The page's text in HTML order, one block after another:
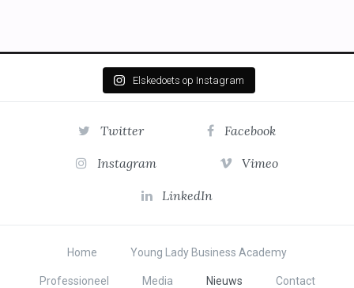
Elskedoets op Instagram
Twitter Facebook
Instagram Vimeo
LinkedIn
Home Young Lady Business Academy
Professioneel Media Nieuws Contact